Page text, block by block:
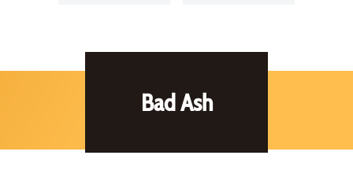
Bad Ash